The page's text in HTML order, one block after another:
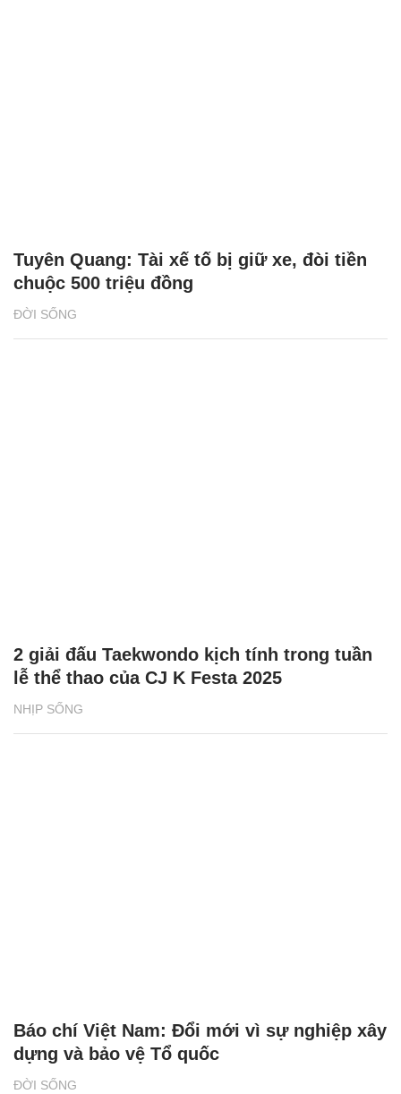
ĐỜI SỐNG
Tuyên Quang: Tài xế tố bị giữ xe, đòi tiền
chuộc 500 triệu đồng
NHỊP SỐNG
2 giải đấu Taekwondo kịch tính trong tuần
lễ thể thao của CJ K Festa 2025
ĐỜI SỐNG
Báo chí Việt Nam: Đổi mới vì sự nghiệp xây
dựng và bảo vệ Tổ quốc